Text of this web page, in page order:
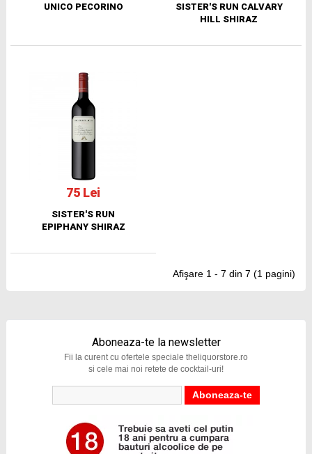
UNICO PECORINO
SISTER'S RUN CALVARY
HILL SHIRAZ
75 Lei
SISTER'S RUN
EPIPHANY SHIRAZ
Afişare 1 - 7 din 7 (1 pagini)
Aboneaza-te la newsletter
Fii la curent cu ofertele speciale theliquorstore.ro
si cele mai noi retete de cocktail-uri!